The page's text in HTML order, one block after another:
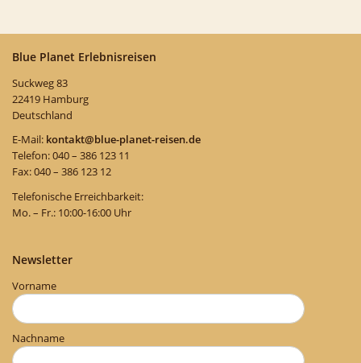
Blue Planet Erlebnisreisen
Suckweg 83
22419 Hamburg
Deutschland
E-Mail: kontakt@blue-planet-reisen.de
Telefon: 040 – 386 123 11
Fax: 040 – 386 123 12
Telefonische Erreichbarkeit:
Mo. – Fr.: 10:00-16:00 Uhr
Newsletter
Vorname
Nachname